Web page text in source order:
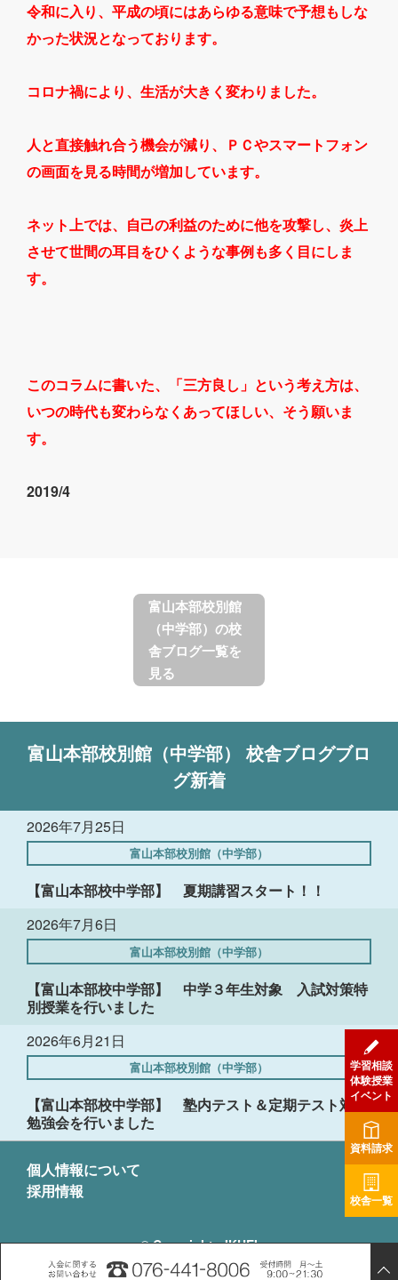
令和に入り、平成の頃にはあらゆる意味で予想もしな
かった状況となっております。
コロナ禍により、生活が大きく変わりました。
人と直接触れ合う機会が減り、ＰＣやスマートフォン
の画面を見る時間が増加しています。
ネット上では、自己の利益のために他を攻撃し、炎上
させて世間の耳目をひくような事例も多く目にしま
す。
このコラムに書いた、「三方良し」という考え方は、
いつの時代も変わらなくあってほしい、そう願いま
す。
2019/4
富山本部校別館
（中学部）の校
舎ブログ一覧を
見る
富山本部校別館（中学部） 校舎ブログブロ
グ新着
2026年7月25日
富山本部校別館（中学部）
【富山本部校中学部】 夏期講習スタート！！
2026年7月6日
富山本部校別館（中学部）
【富山本部校中学部】 中学３年生対象 入試対策特
別授業を行いました
2026年6月21日
富山本部校別館（中学部）
【富山本部校中学部】 塾内テスト＆定期テスト対策
勉強会を行いました
個人情報について
採用情報
© Copyright - IKUEI
学習相談
体験授業
イベント
資料請求
校舎一覧